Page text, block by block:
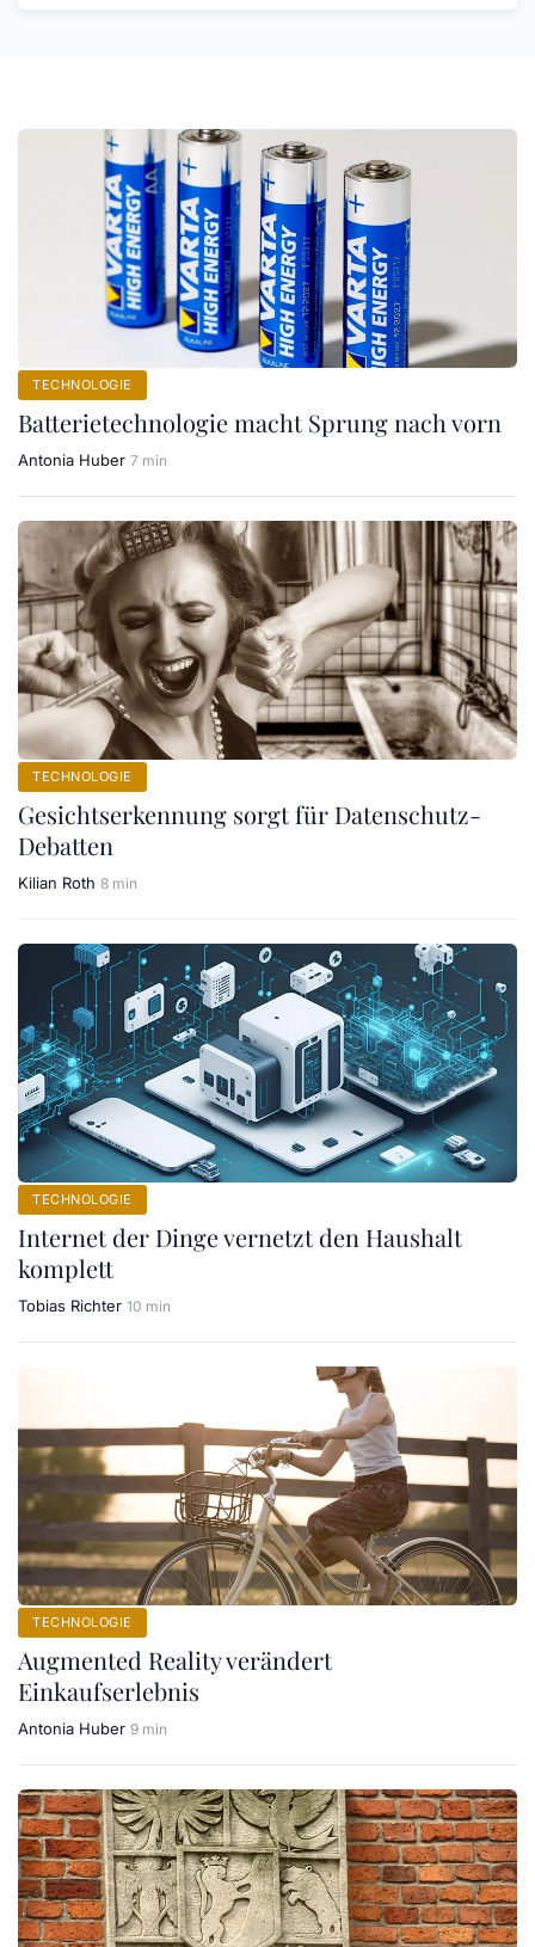
TECHNOLOGIE
Batterietechnologie macht Sprung nach vorn
Antonia Huber 7 min
TECHNOLOGIE
Gesichtserkennung sorgt für Datenschutz-
Debatten
Kilian Roth 8 min
TECHNOLOGIE
Internet der Dinge vernetzt den Haushalt
komplett
Tobias Richter 10 min
TECHNOLOGIE
Augmented Reality verändert
Einkaufserlebnis
Antonia Huber 9 min